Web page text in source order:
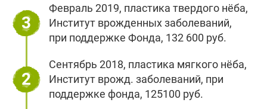
3
Февраль 2019, пластика твердого нёба,
Институт врожденных заболеваний,
при поддержке Фонда, 132 600 руб.
2
Сентябрь 2018, пластика мягкого нёба,
Институт врожд. заболеваний, при
поддержке фонда, 125100 руб.